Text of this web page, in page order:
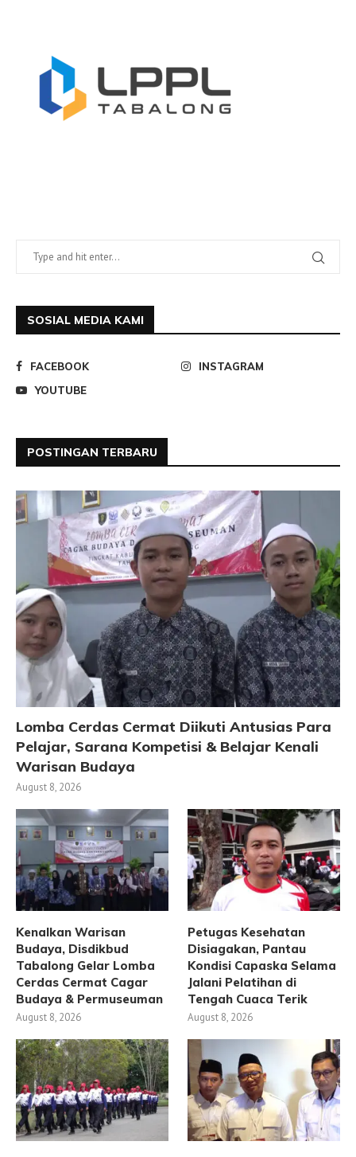
SOSIAL MEDIA KAMI
FACEBOOK
INSTAGRAM
YOUTUBE
POSTINGAN TERBARU
Lomba Cerdas Cermat Diikuti Antusias Para
Pelajar, Sarana Kompetisi & Belajar Kenali
Warisan Budaya
August 8, 2026
Kenalkan Warisan
Budaya, Disdikbud
Tabalong Gelar Lomba
Cerdas Cermat Cagar
Budaya & Permuseuman
August 8, 2026
Petugas Kesehatan
Disiagakan, Pantau
Kondisi Capaska Selama
Jalani Pelatihan di
Tengah Cuaca Terik
August 8, 2026